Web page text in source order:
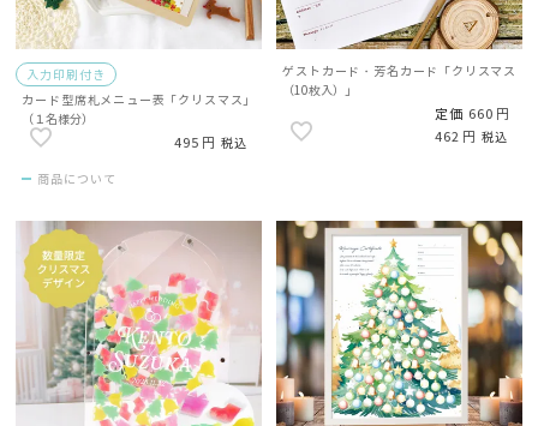
入力印刷付き
カード型席札メニュー表「クリスマス」
（１名様分）
495 税込
商品について
ゲストカード・芳名カード「クリスマス
（10枚入）」
定価 660
462
税込